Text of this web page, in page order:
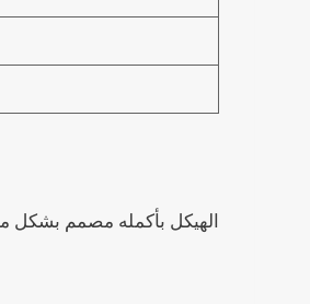
الهيكل بأكمله مصمم بشكل